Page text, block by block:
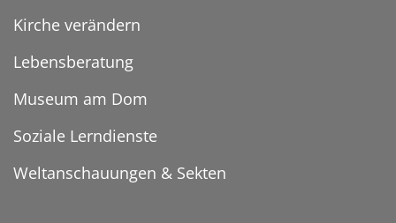
Kirche verändern
Lebensberatung
Museum am Dom
Soziale Lerndienste
Weltanschauungen & Sekten